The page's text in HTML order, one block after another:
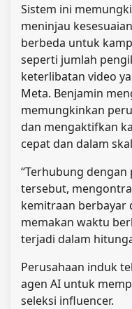
Sistem ini
meninjau
berbeda untuk
seperti jumlah
keterlibatan video
Meta. Benjamin
memungkinkan
dan mengaktifkan
cepat dan dalam
“Terhubung
tersebut,
kemitraan
memakan waktu
terjadi dalam
Perusahaan induk
agen AI untuk
seleksi influencer.